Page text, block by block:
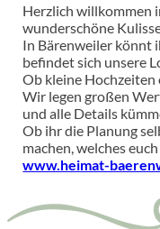
Herzlich willkommen
wunderschöne
In Bärenweiler könnt
befindet sich unsere
Ob kleine
Wir legen großen
und alle Details
Ob ihr die Planung
machen, welches
www.heimat-